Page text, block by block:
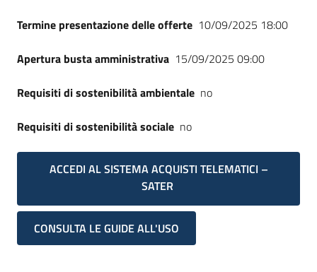
Termine presentazione delle offerte 10/09/2025 18:00
Apertura busta amministrativa 15/09/2025 09:00
Requisiti di sostenibilità ambientale no
Requisiti di sostenibilità sociale no
ACCEDI AL SISTEMA ACQUISTI TELEMATICI –
SATER
CONSULTA LE GUIDE ALL'USO